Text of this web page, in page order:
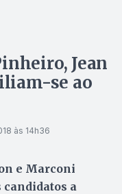
Jean
se ao
às 14h36
e Marconi
a